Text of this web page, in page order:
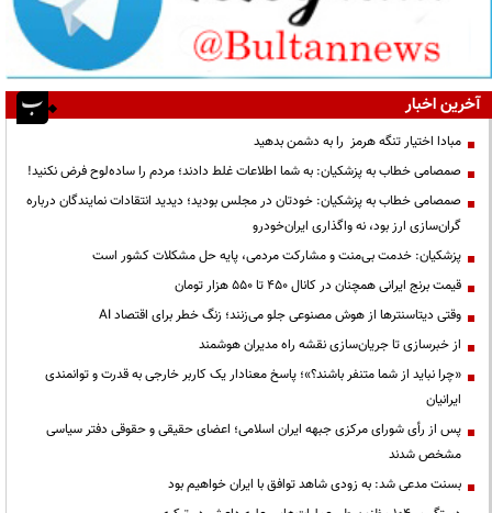
آخرین اخبار
مبادا اختیار تنگه هرمز را به دشمن بدهید
صمصامی خطاب به پزشکیان: به شما اطلاعات غلط دادند؛ مردم را ساده‌لوح فرض نکنید!
صمصامی خطاب به پزشکیان: خودتان در مجلس بودید؛ دیدید انتقادات نمایندگان درباره
گران‌سازی ارز بود، نه واگذاری ایران‌خودرو
پزشکیان: خدمت بی‌منت و مشارکت مردمی، پایه حل مشکلات کشور است
قیمت‌ برنج ایرانی همچنان در کانال ۴۵۰ تا ۵۵۰ هزار تومان
وقتی دیتاسنترها از هوش مصنوعی جلو می‌زنند؛ زنگ خطر برای اقتصاد AI
از خبرسازی تا جریان‌سازی نقشه راه مدیران هوشمند
«چرا نباید از شما متنفر باشند؟»؛ پاسخ معنادار یک کاربر خارجی به قدرت و توانمندی
ایرانیان
پس از رأی شورای مرکزی جبهه ایران اسلامی؛ اعضای حقیقی و حقوقی دفتر سیاسی
مشخص شدند
بسنت مدعی شد: به زودی شاهد توافق با ایران خواهیم بود